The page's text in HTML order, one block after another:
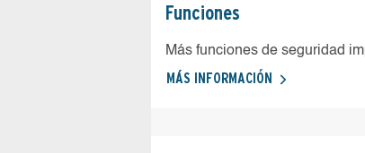
Funciones
Más funciones de seguridad
MÁS INFORMACIÓN